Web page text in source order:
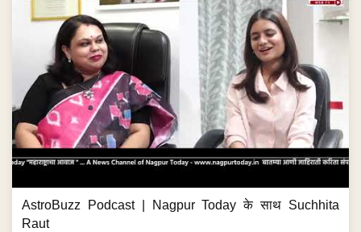
AstroBuzz Podcast | Nagpur Today के साथ Suchhita
Raut